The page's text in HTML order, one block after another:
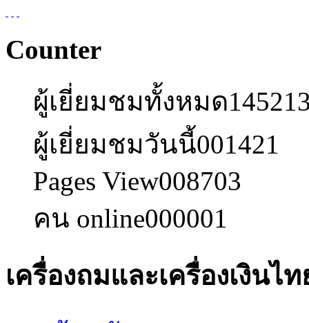
Counter
ผู้เยี่ยมชมทั้งหมด
ผู้เยี่ยมชมวันนี้001421
Pages View008703
คน online000001
เครื่องถมและเครื่องเงินไท